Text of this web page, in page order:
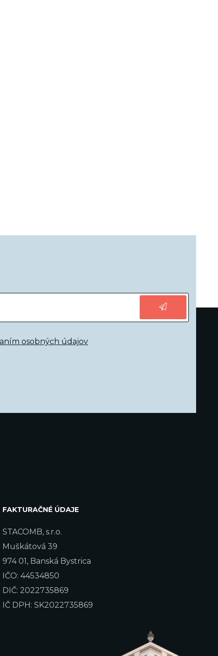
osobných údajov
FAKTURAČNÉ ÚDAJE
STACOMB, s.r.o.
Muškátová 39
974 01, Banská Bystrica
IČO: 44534850
DIČ: 2022735869
IČ DPH: SK2022735869